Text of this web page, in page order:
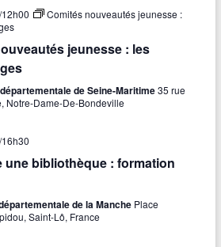
/12h00
Comités nouveautés jeunesse :
jeunesse : les
de Seine-Maritime35 rue
Notre-Dame-De-Bondeville
/16h30
une bibliothèque : formation
de la Manche Place
Saint-Lô, France